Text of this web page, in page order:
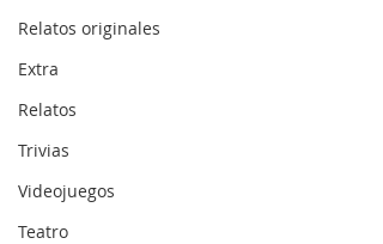
Relatos originales
Extra
Relatos
Trivias
Videojuegos
Teatro